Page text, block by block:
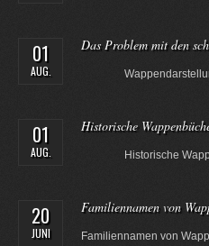
01
AUG.
Das Problem mit den
01
AUG.
Historische
Historische
20
JUNI
Familiennamen von
Familiennamen von